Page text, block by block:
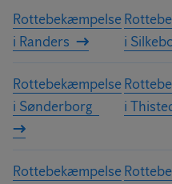
Rottebekæmpelse
i Randers
i
Rottebekæmpelse
i Sønderborg
i
Rottebekæmpelse